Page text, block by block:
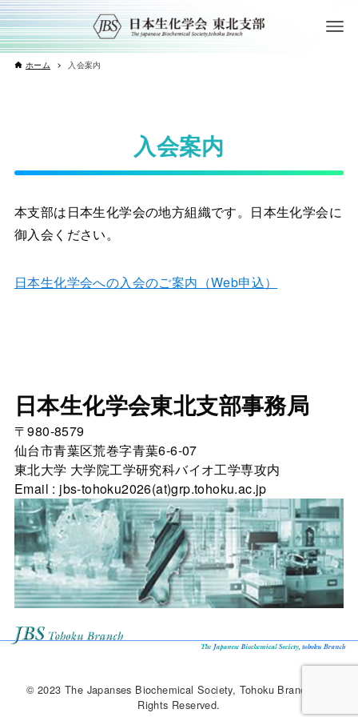
ホーム 入会案内
入会案内
本支部は日本生化学会の地方組織です。日本生化学会に
御入会ください。
日本生化学会への入会のご案内（Web申込）
日本生化学会東北支部事務局
〒980-8579
仙台市青葉区荒巻字青葉6-6-07
東北大学 大学院工学研究科バイオ工学専攻内
Email : jbs-tohoku2026(at)grp.tohoku.ac.jp
© 2023 The Japanses Biochemical Society, Tohoku Branch. All
Rights Reserved.